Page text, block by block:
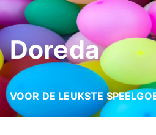
Ga
naar
de
inhoud
Doreda
VOOR DE LEUKSTE